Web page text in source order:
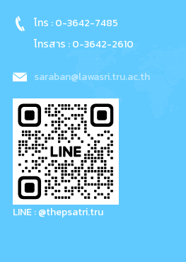
โทร : 0-3642-7485
โทรสาร : 0-3642-2610
saraban@lawasri.tru.ac.th
LINE : @thepsatri.tru